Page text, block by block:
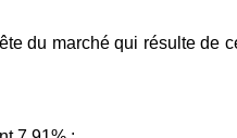
du marché qui résulte de